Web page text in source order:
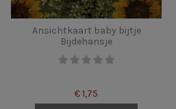
Ansichtkaart baby bijtje
Bijdehansje
€ 1,75